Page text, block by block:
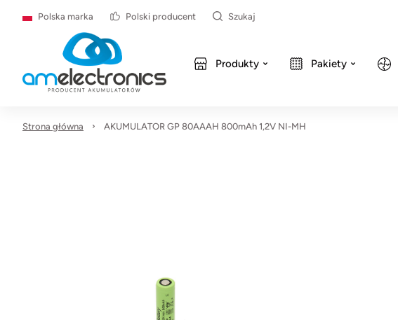
Polska marka Polski producent Szukaj
Produkty Pakiety
Strona główna AKUMULATOR GP 80AAAH 800mAh 1,2V NI-MH